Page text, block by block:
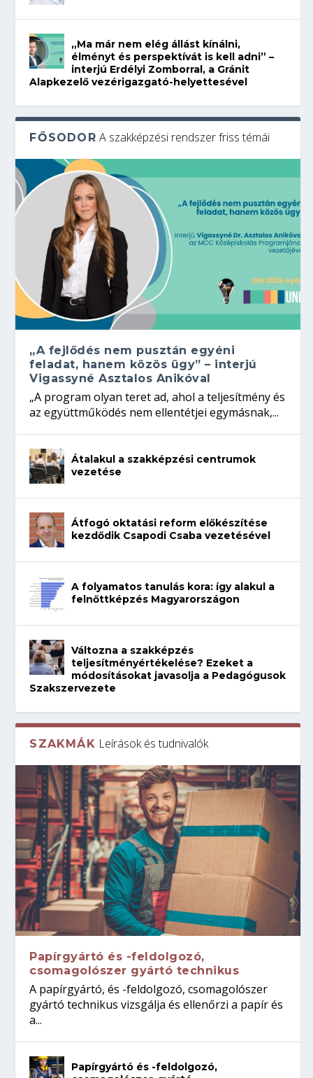
„Ma már nem elég állást kínálni,
élményt és perspektívát is kell adni” –
interjú Erdélyi Zomborral, a Gránit
Alapkezelő vezérigazgató-helyettesével
FŐSODOR A szakképzési rendszer friss témái
„A fejlődés nem pusztán egyéni
feladat, hanem közös ügy” – interjú
Vigassyné Asztalos Anikóval
„A program olyan teret ad, ahol a teljesítmény és
az együttműködés nem ellentétjei egymásnak,...
Átalakul a szakképzési centrumok
vezetése
Átfogó oktatási reform előkészítése
kezdődik Csapodi Csaba vezetésével
A folyamatos tanulás kora: így alakul a
felnőttképzés Magyarországon
Változna a szakképzés
teljesítményértékelése? Ezeket a
módosításokat javasolja a Pedagógusok
Szakszervezete
SZAKMÁK Leírások és tudnivalók
Papírgyártó és -feldolgozó,
csomagolószer gyártó technikus
A papírgyártó, és -feldolgozó, csomagolószer
gyártó technikus vizsgálja és ellenőrzi a papír és
a...
Papírgyártó és -feldolgozó,